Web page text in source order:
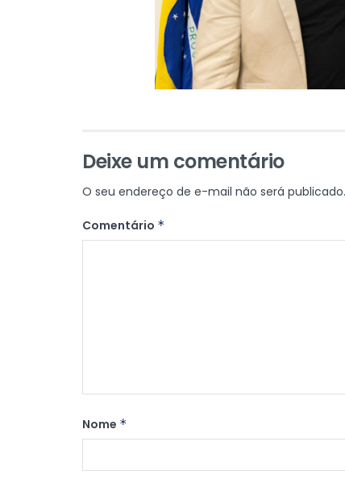
Deixe um comentário
O seu endereço de e-mail não será publicado.
Comentário *
Nome *